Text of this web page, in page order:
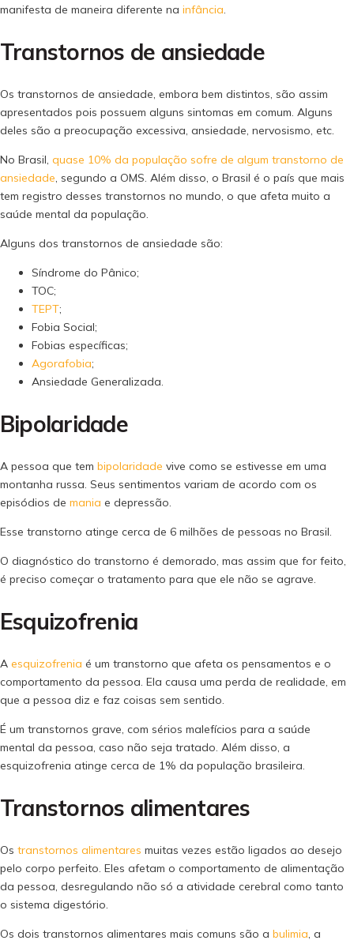
manifesta de maneira diferente na infância.
Transtornos de ansiedade
Os transtornos de ansiedade, embora bem distintos, são assim
apresentados pois possuem alguns sintomas em comum. Alguns
deles são a preocupação excessiva, ansiedade, nervosismo, etc.
No Brasil, quase 10% da população sofre de algum transtorno de
ansiedade, segundo a OMS. Além disso, o Brasil é o país que mais
tem registro desses transtornos no mundo, o que afeta muito a
saúde mental da população.
Alguns dos transtornos de ansiedade são:
Síndrome do Pânico;
TOC;
TEPT;
Fobia Social;
Fobias específicas;
Agorafobia;
Ansiedade Generalizada.
Bipolaridade
A pessoa que tem bipolaridade vive como se estivesse em uma
montanha russa. Seus sentimentos variam de acordo com os
episódios de mania e depressão.
Esse transtorno atinge cerca de 6 milhões de pessoas no Brasil.
O diagnóstico do transtorno é demorado, mas assim que for feito,
é preciso começar o tratamento para que ele não se agrave.
Esquizofrenia
A esquizofrenia é um transtorno que afeta os pensamentos e o
comportamento da pessoa. Ela causa uma perda de realidade, em
que a pessoa diz e faz coisas sem sentido.
É um transtornos grave, com sérios malefícios para a saúde
mental da pessoa, caso não seja tratado. Além disso, a
esquizofrenia atinge cerca de 1% da população brasileira.
Transtornos alimentares
Os transtornos alimentares muitas vezes estão ligados ao desejo
pelo corpo perfeito. Eles afetam o comportamento de alimentação
da pessoa, desregulando não só a atividade cerebral como tanto
o sistema digestório.
Os dois transtornos alimentares mais comuns são a bulimia, a